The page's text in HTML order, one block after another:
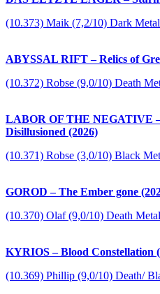
(10.373) Maik (7,2/10) Dark Metal
ABYSSAL RIFT – Relics of
(10.372) Robse (9,0/10) Death
LABOR OF THE NEGATIVE
Disillusioned (2026)
(10.371) Robse (3,0/10) Black
GOROD – The Ember gone
(10.370) Olaf (9,0/10) Death Metal
KYRIOS – Blood Constellation
(10.369) Phillip (9,0/10) Death/